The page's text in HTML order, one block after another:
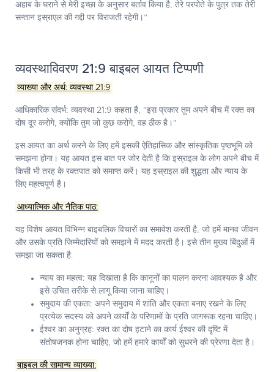
अहाब के घराने से मेरी इच्छा के अनुसार बर्ताव किया है, तेरे परपोते के पुत्र तक तेरी
सन्तान इस्राएल की गद्दी पर विराजती रहेगी।”
व्यवस्थाविवरण 21:9 बाइबल आयत टिप्पणी
व्याख्या और अर्थ: व्यवस्था 21:9
आधिकारिक संदर्भ: व्यवस्था 21:9 कहता है, "इस प्रकार तुम अपने बीच में रक्त का
दोष दूर करोगे, क्योंकि तुम जो कुछ करोगे, वह ठीक है।"
इस आयत का अर्थ करने के लिए हमें इसकी ऐतिहासिक और सांस्कृतिक पृष्ठभूमि को
समझना होगा। यह आयत इस बात पर जोर देती है कि इस्राइल के लोग अपने बीच में
किसी भी तरह के रक्तपात को समाप्त करें। यह इस्राइल की शुद्धता और न्याय के
लिए महत्वपूर्ण है।
आध्यात्मिक और नैतिक पाठ:
यह विशेष आयत विभिन्न बाइबलिक विचारों का समावेश करती है, जो हमें मानव जीवन
और उसके प्रति जिम्मेदारियों को समझने में मदद करती है। इसे तीन मुख्य बिंदुओं में
समझा जा सकता है:
न्याय का महत्व: यह दिखाता है कि कानूनों का पालन करना आवश्यक है और
इसे उचित तरीके से लागू किया जाना चाहिए।
समुदाय की एकता: अपने समुदाय में शांति और एकता बनाए रखने के लिए
प्रत्येक सदस्य को अपने कार्यों के परिणामों के प्रति जागरूक रहना चाहिए।
ईश्वर का अनुग्रह: रक्त का दोष हटाने का कार्य ईश्वर की दृष्टि में
संतोषजनक होना चाहिए, जो हमें हमारे कार्यों को सुधरने की प्रेरणा देता है।
बाइबल की सामान्य व्याख्या: